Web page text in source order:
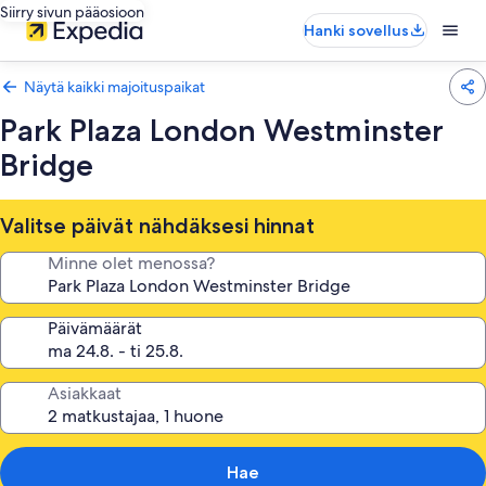
Siirry sivun pääosioon
Hanki sovellus
Näytä kaikki majoituspaikat
Park Plaza London Westminster
Bridge
Valitse päivät nähdäksesi hinnat
Minne olet menossa?
Päivämäärät
Asiakkaat
Hae